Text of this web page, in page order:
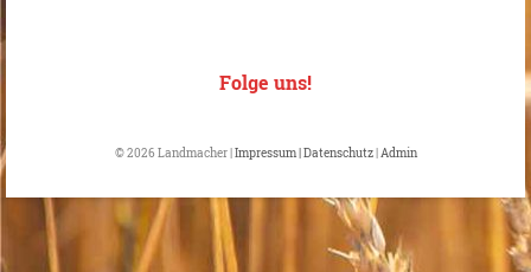
Folge uns!
© 2026 Landmacher | Impressum | Datenschutz Admin